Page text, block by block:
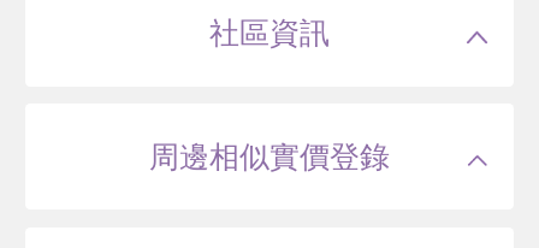
社區資訊
周邊相似實價登錄